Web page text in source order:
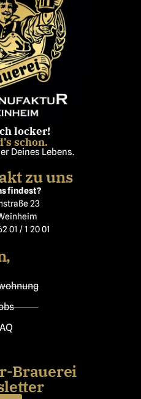
locker!
schon.
Deines Lebens.
zu uns
findest?
23
01 / 1 20 01
Brauerei